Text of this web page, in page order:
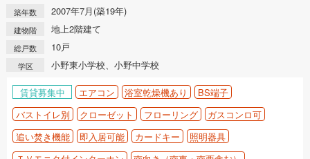
築年数 2007年7月(築19年)
建物階 地上2階建て
総戸数 10戸
学区 小野東小学校、小野中学校
賃貸募集中 エアコン 浴室乾燥機あり
BS端子
バストイレ別
クローゼット フローリング
ガスコンロ可
追い焚き機能
即入居可能 カードキー
照明器具